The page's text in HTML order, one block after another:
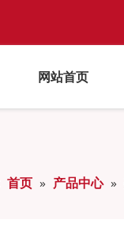
网站首页
首页 » 产品中心 »